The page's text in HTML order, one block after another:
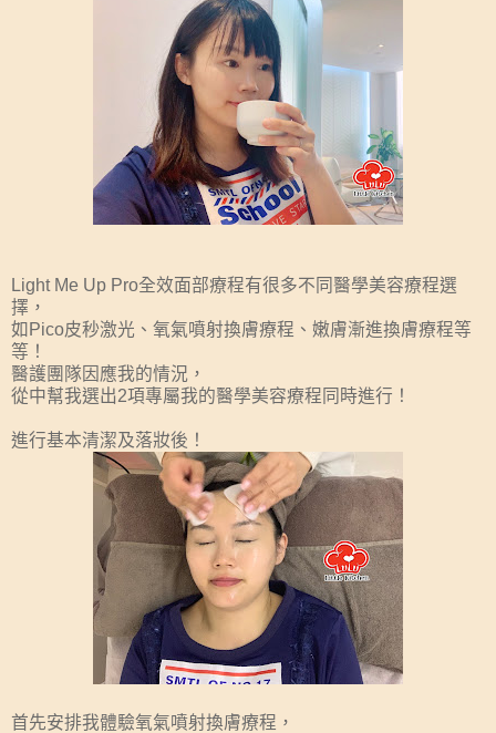
Light Me Up Pro全效面部療程有很多不同醫學美容療程選
擇，
如Pico皮秒激光、氧氣噴射換膚療程、嫩膚漸進換膚療程等
等！
醫護團隊因應我的情況，
從中幫我選出2項專屬我的醫學美容療程同時進行！
進行基本清潔及落妝後！
首先安排我體驗氧氣噴射換膚療程，